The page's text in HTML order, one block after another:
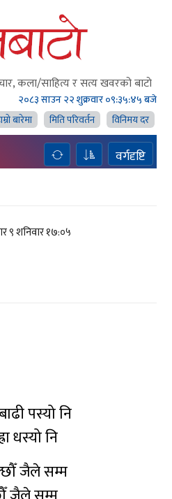
कला/साहित्य र सत्य खवरको बाटाे
२०८३ साउन २२ शुक्रवार०९:३५:४५ बजे
बारेमा
मिति परिवर्तन विनिमय दर
वर्गदृष्टि
९ शनिवार १७:०५
पस्यो नि
धस्यो नि
जैले सम्म